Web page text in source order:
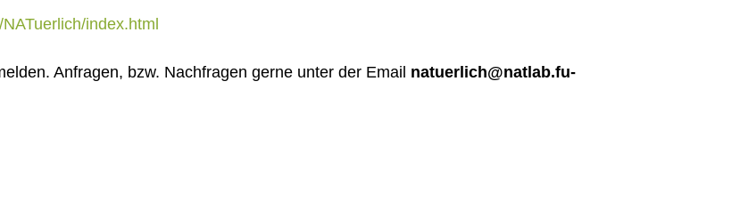
index.html
Anfragen, bzw. Nachfragen gerne unter der Email natuerlich@natlab.fu-